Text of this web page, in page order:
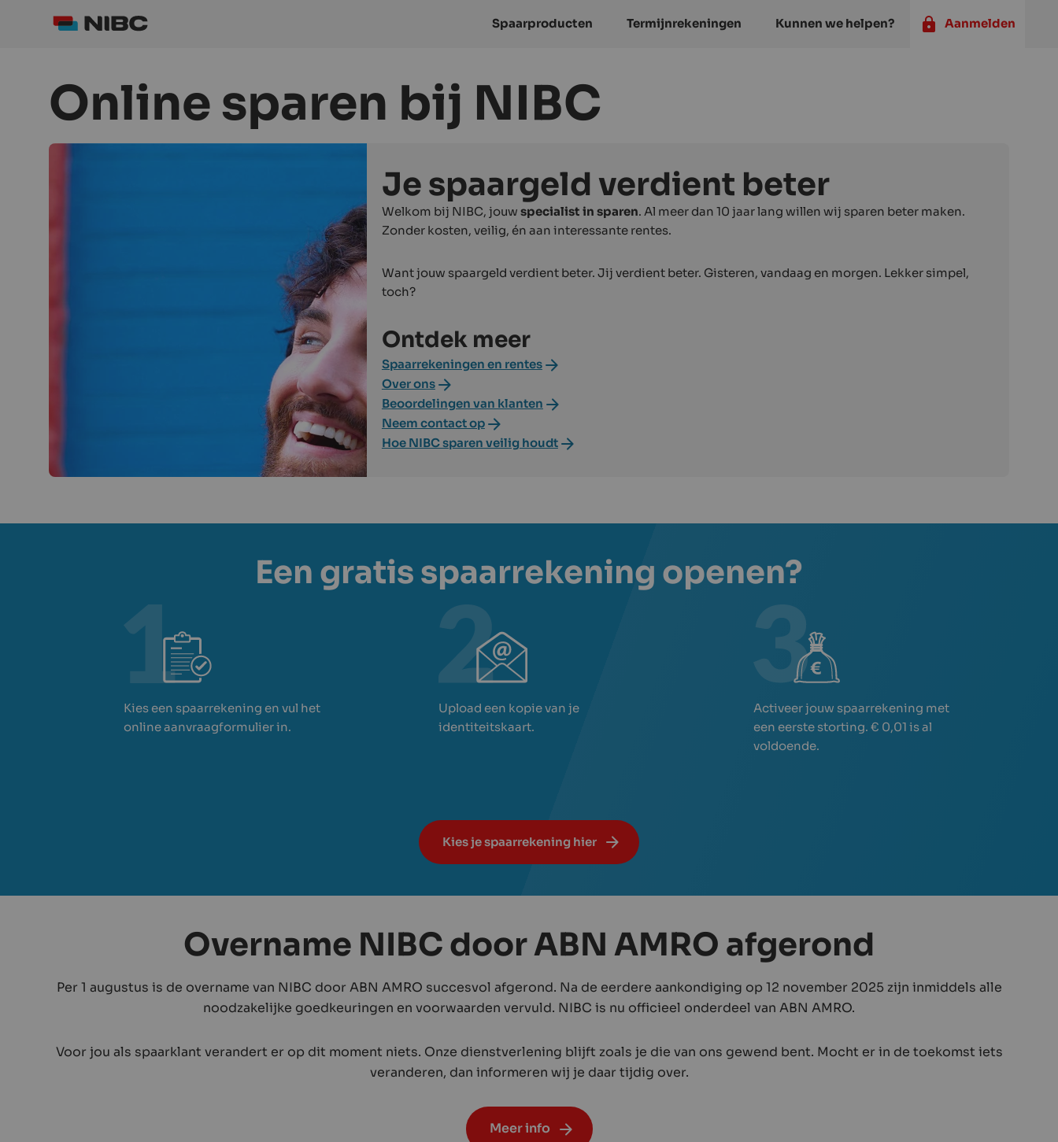
Spaarproducten Termijnrekeningen Kunnen we helpen? Aanmelden
Online sparen bij NIBC
Je spaargeld verdient beter
Welkom bij NIBC, jouw specialist in sparen. Al meer dan 10 jaar lang willen wij sparen beter maken.
Zonder kosten, veilig, én aan interessante rentes.
Want jouw spaargeld verdient beter. Jij verdient beter. Gisteren, vandaag en morgen. Lekker simpel,
toch?
Ontdek meer
Spaarrekeningen en rentes
Over ons
Beoordelingen van klanten
Neem contact op
Hoe NIBC sparen veilig houdt
Een gratis spaarrekening openen?
Kies een spaarrekening en vul het
online aanvraagformulier in.
Upload een kopie van je
identiteitskaart.
Activeer jouw spaarrekening met
een eerste storting. € 0,01 is al
voldoende.
Kies je spaarrekening hier
Overname NIBC door ABN AMRO afgerond
Per 1 augustus is de overname van NIBC door ABN AMRO succesvol afgerond. Na de eerdere aankondiging op 12 november 2025 zijn inmiddels alle
noodzakelijke goedkeuringen en voorwaarden vervuld. NIBC is nu officieel onderdeel van ABN AMRO.
Voor jou als spaarklant verandert er op dit moment niets. Onze dienstverlening blijft zoals je die van ons gewend bent. Mocht er in de toekomst iets
veranderen, dan informeren wij je daar tijdig over.
Meer info